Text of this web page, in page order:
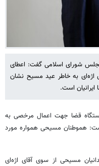
شورای اسلامی گفت: اعطای
سوی اژه‌ای به خاطر عید مسیح نشان
است.
قضا جهت اعمال مرخصی به
داشت: هموطنان مسیحی همواره مورد
مرخصی ۱۰ روزه به زندانیان مسیحی از سوی آقای اژه‌ای